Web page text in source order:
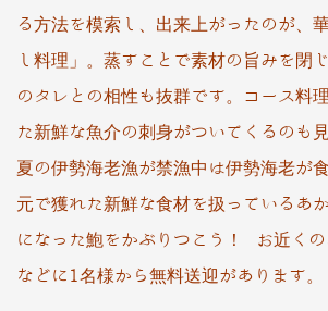
る方法を模索し、出来上がったのが、
し料理」。蒸すことで素材の旨みを閉
のタレとの相性も抜群です。コース料
た新鮮な魚介の刺身がついてくるのも
夏の伊勢海老漁が禁漁中は伊勢海老が
元で獲れた新鮮な食材を扱っているあ
になった鮑をかぶりつこう！ お近く
などに1名様から無料送迎があります。